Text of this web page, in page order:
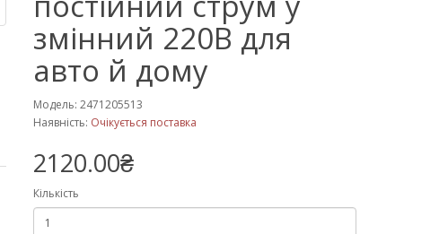
змінний 220В для
авто й дому
Модель: 2471205513
Наявність: Очікується поставка
2120.00₴
Кількість